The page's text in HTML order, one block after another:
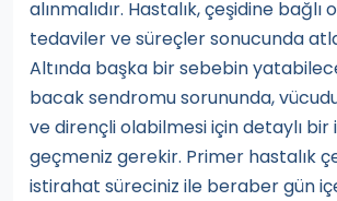
alınmalıdır. Hastalık, çeşidine bağlı
tedaviler ve süreçler sonucunda
Altında başka bir sebebin
bacak sendromu sorununda,
ve dirençli olabilmesi için detaylı
geçmeniz gerekir. Primer hastalık
istirahat süreciniz ile beraber gün